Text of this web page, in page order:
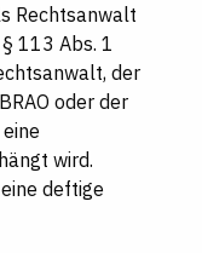
Rechtsanwalt
113 Abs. 1
der
oder der
wird.
deftige